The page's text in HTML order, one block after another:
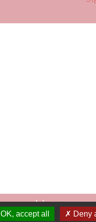
Liens
OK, accept all Deny